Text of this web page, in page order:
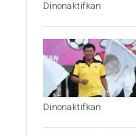
Dinonaktifkan
Hal-
Hal
Penting
Sebelum
Lihat
Hasil
Dinonaktifkan
Beny